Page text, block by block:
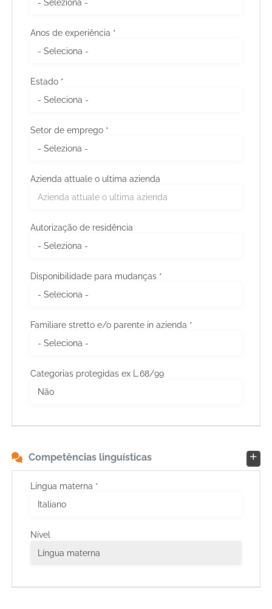
Anos de experiência *
Estado *
Setor de emprego *
Azienda attuale o ultima azienda
Autorização de residência
Disponibilidade para mudanças *
Familiare stretto e/o parente in azienda *
Categorias protegidas ex L.68/99
Competências linguísticas
Língua materna *
Nível